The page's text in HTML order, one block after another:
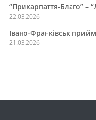
“Прикарпаття-Благо” –
22.03.2026
Івано-Франківськ
21.03.2026